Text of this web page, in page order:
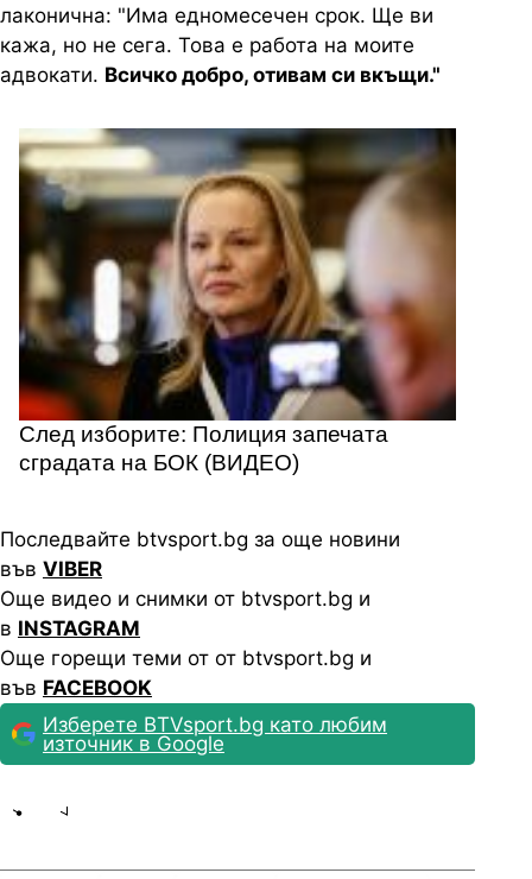
лаконична: "Има едномесечен срок. Ще ви
кажа, но не сега. Това е работа на моите
адвокати. Всичко добро, отивам си вкъщи."
След изборите: Полиция запечата
сградата на БОК (ВИДЕО)
Последвайте btvsport.bg за още новини
във VIBER
Още видео и снимки от btvsport.bg и
в INSTAGRAM
Още горещи теми от от btvsport.bg и
във FACEBOOK
Изберете BTVsport.bg като любим
източник в Google